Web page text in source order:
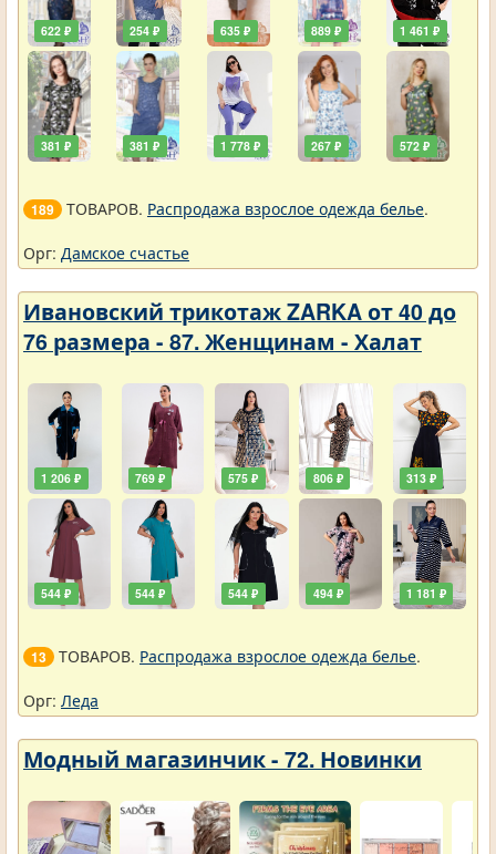
622 ₽
381 ₽
254 ₽
381 ₽
635 ₽
1 778 ₽
889 ₽
267 ₽
1 461 ₽
572 ₽
189 ТОВАРОВ. Распродажа взрослое одежда белье.
Орг: Дамское счастье
Ивановский трикотаж ZARKA от 40 до
76 размера - 87. Женщинам - Халат
1 206 ₽
544 ₽
769 ₽
544 ₽
575 ₽
544 ₽
806 ₽
494 ₽
313 ₽
1 181 ₽
13 ТОВАРОВ. Распродажа взрослое одежда белье.
Орг: Леда
Модный магазинчик - 72. Новинки